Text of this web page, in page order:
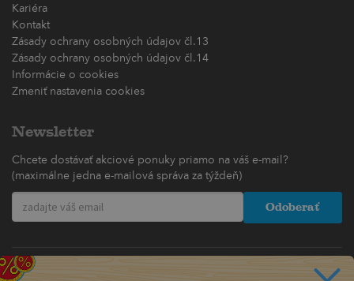
Kariéra
Kontakt
Zásady ochrany osobných údajov čl.13
Zásady ochrany osobných údajov čl.14
Informácie o cookies
Zmeniť nastavenia cookies
Newsletter
Chcete dostávať akciové ponuky priamo na váš e-mail?
(maximálne jedna e-mailová správa za týždeň)
Odoberať